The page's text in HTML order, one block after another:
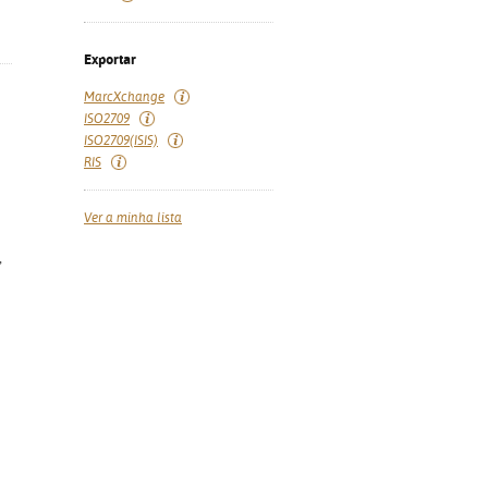
Exportar
MarcXchange
ISO2709
ISO2709(ISIS)
RIS
Ver a minha lista